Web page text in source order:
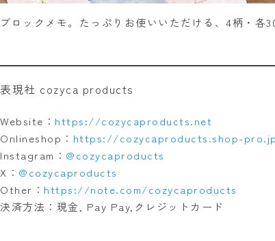
ブロックメモ。たっぷりお使いいただける、4柄・各
表現社 cozyca products
Website： https://cozycaproducts.net
Onlineshop： https://cozycaproducts.shop-pro.jp
Instagram： @cozycaproducts
X： @cozycaproducts
Other： https://note.com/cozycaproducts
決済方法：現金, Pay Pay,クレジットカード